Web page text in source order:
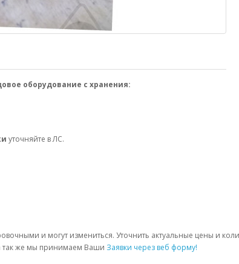
оборудование с хранения:
уточняйте в ЛС.
и могут измениться. Уточнить актуальные цены и
так же мы принимаем Ваши Заявки через веб форму!